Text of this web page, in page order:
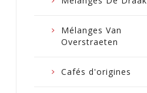
Mélanges Van
Overstraeten
Cafés d'origines